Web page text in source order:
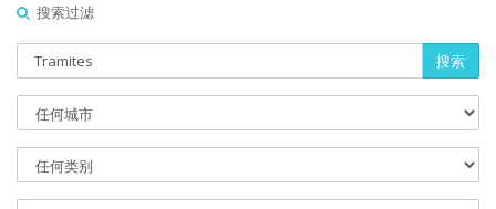
搜索过滤
搜索